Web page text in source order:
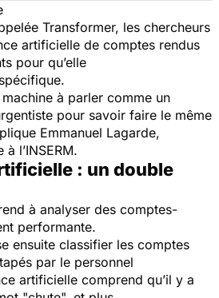
Transformer, les chercheurs
artificielle de comptes rendus
pour qu’elle
à parler comme un
pour savoir faire le même
Emmanuel Lagarde,
l’INSERM.
: un double
à analyser des comptes-
performante.
ensuite classifier les comptes
par le personnel
artificielle comprend qu’il y a